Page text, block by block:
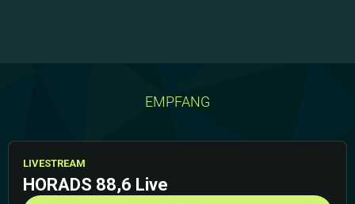
EMPFANG
LIVESTREAM
HORADS 88,6 Live